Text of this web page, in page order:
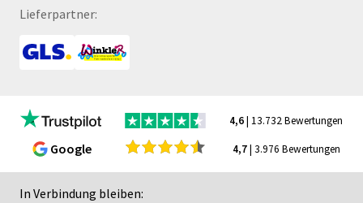
Lieferpartner:
4,6| 13.732 Bewertungen
Google 4,7| 3.976 Bewertungen
In Verbindung bleiben: